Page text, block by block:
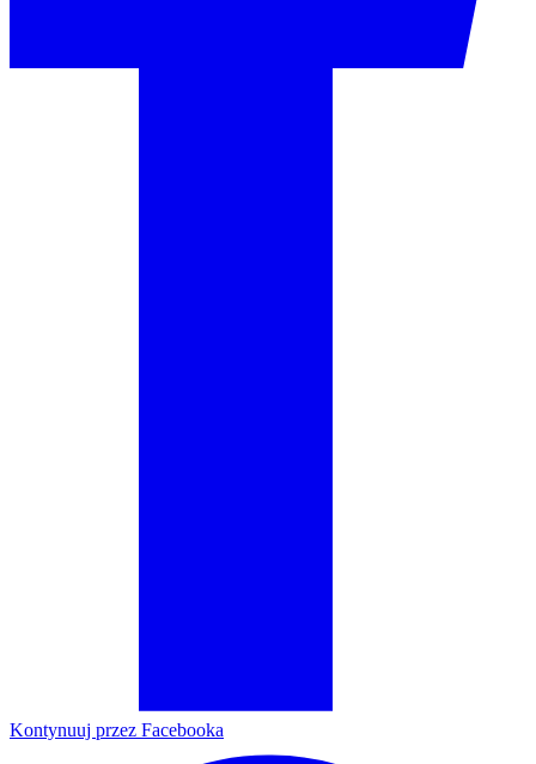
Kontynuuj przez Facebooka